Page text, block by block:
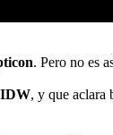
. Pero no es
IDW, y que aclara